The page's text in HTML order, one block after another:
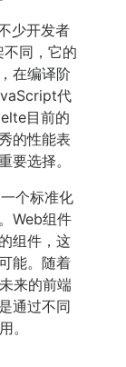
少开发者
同，它的
在编译阶
代
目前的
的性能表
要选择。
个标准化
Web组件
组件，这
能。随着
来的前端
通过不同
。